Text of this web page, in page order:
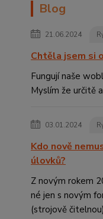
Blog
21.06.2024
Chtěla jsem si
Fungují naše
Myslím že určitě
03.01.2024
Kdo nově
úlovků?
Z novým rokem
né jen s novým
(strojově